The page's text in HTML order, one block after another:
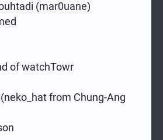
(mar0uane)
of watchTowr
from Chung-Ang